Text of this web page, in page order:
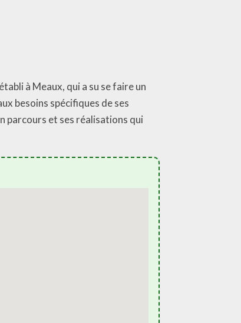
à Meaux, qui a su se faire un
besoins spécifiques de ses
parcours et ses réalisations qui